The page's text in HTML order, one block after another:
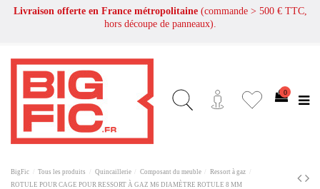
Livraison offerte en France métropolitaine (commande > 500 € TTC,
hors découpe de panneaux).
0
BigFic Tous les produits Quincaillerie Composant du meuble
Ressort à gaz
ROTULE POUR CAGE POUR RESSORT À GAZ M6 DIAMÈTRE ROTULE 8 MM